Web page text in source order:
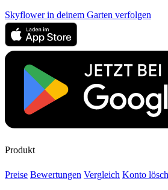
Skyflower in deinem Garten verfolgen
Produkt
Preise Bewertungen Vergleich Konto